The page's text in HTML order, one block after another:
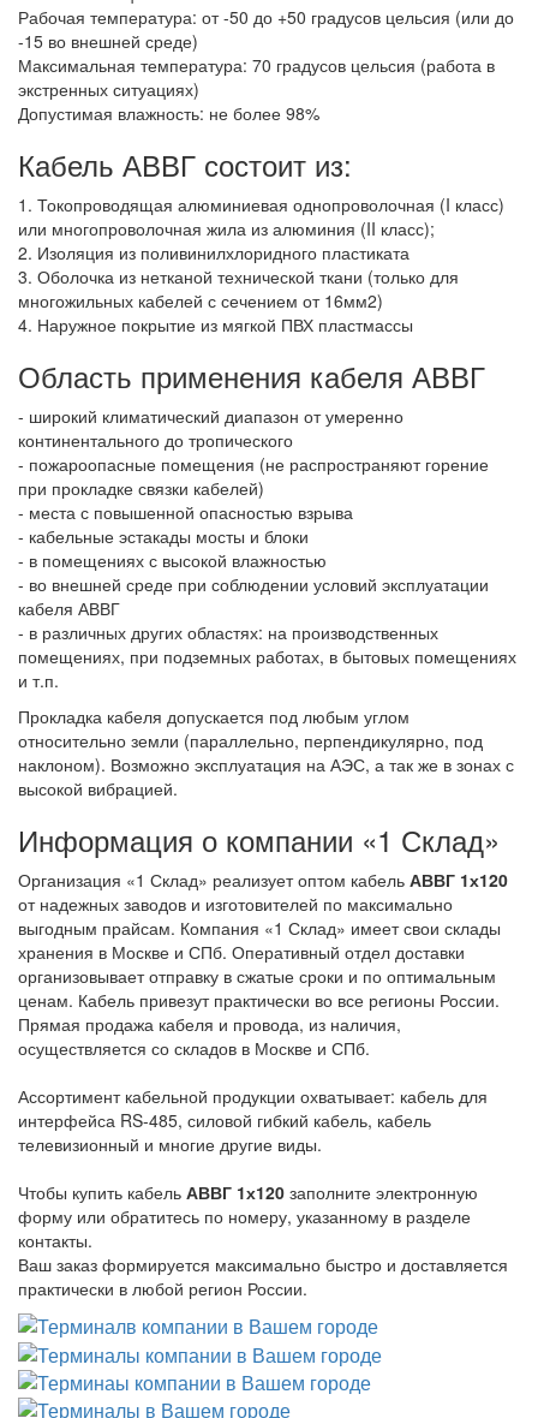
Рабочая температура: от -50 до +50 градусов цельсия (или до
-15 во внешней среде)
Максимальная температура: 70 градусов цельсия (работа в
экстренных ситуациях)
Допустимая влажность: не более 98%
Кабель АВВГ состоит из:
1. Токопроводящая алюминиевая однопроволочная (I класс)
или многопроволочная жила из алюминия (II класс);
2. Изоляция из поливинилхлоридного пластиката
3. Оболочка из нетканой технической ткани (только для
многожильных кабелей с сечением от 16мм2)
4. Наружное покрытие из мягкой ПВХ пластмассы
Область применения кабеля АВВГ
- широкий климатический диапазон от умеренно
континентального до тропического
- пожароопасные помещения (не распространяют горение
при прокладке связки кабелей)
- места с повышенной опасностью взрыва
- кабельные эстакады мосты и блоки
- в помещениях с высокой влажностью
- во внешней среде при соблюдении условий эксплуатации
кабеля АВВГ
- в различных других областях: на производственных
помещениях, при подземных работах, в бытовых помещениях
и т.п.
Прокладка кабеля допускается под любым углом
относительно земли (параллельно, перпендикулярно, под
наклоном). Возможно эксплуатация на АЭС, а так же в зонах с
высокой вибрацией.
Информация о компании «1 Склад»
Организация «1 Склад» реализует оптом кабель АВВГ 1х120
от надежных заводов и изготовителей по максимально
выгодным прайсам. Компания «1 Склад» имеет свои склады
хранения в Москве и СПб. Оперативный отдел доставки
организовывает отправку в сжатые сроки и по оптимальным
ценам. Кабель привезут практически во все регионы России.
Прямая продажа кабеля и провода, из наличия,
осуществляется со складов в Москве и СПб.
Ассортимент кабельной продукции охватывает: кабель для
интерфейса RS-485, силовой гибкий кабель, кабель
телевизионный и многие другие виды.
Чтобы купить кабель АВВГ 1х120 заполните электронную
форму или обратитесь по номеру, указанному в разделе
контакты.
Ваш заказ формируется максимально быстро и доставляется
практически в любой регион России.